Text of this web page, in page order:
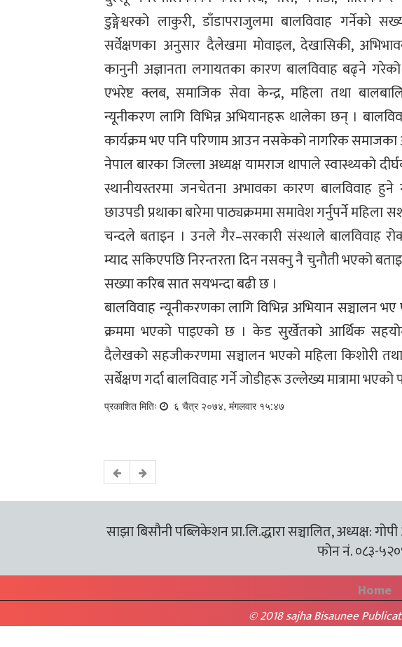
डुङ्गेश्वरको लाकुरी, डाँडापराजुलमा बालविवाह
सर्वेक्षणका अनुसार दैलेखमा मोवाइल, देखासिकी,
कानुनी अज्ञानता लगायतका कारण बालविवाह बढ्ने
एभरेष्ट क्लब, समाजिक सेवा केन्द्र, महिला तथा
न्यूनीकरण लागि विभिन्न अभियानहरू थालेका छन् ।
कार्यक्रम भए पनि परिणाम आउन नसकेको नागरिक
नेपाल बारका जिल्ला अध्यक्ष यामराज थापाले स्वास्थ्यको
स्थानीयस्तरमा जनचेतना अभावका कारण बालविवाह
छाउपडी प्रथाका बारेमा पाठ्यक्रममा समावेश गर्नुपर्ने
चन्दले बताइन । उनले गैर–सरकारी संस्थाले बालविवाह
म्याद सकिएपछि निरन्तरता दिन नसक्नु नै चुनौती भएको
सख्या करिब सात सयभन्दा बढी छ ।
बालविवाह न्यूनीकरणका लागि विभिन्न अभियान सञ्चालन भए
क्रममा भएको पाइएको छ । केड सुर्खेतको आर्थिक
दैलेखको सहजीकरणमा सञ्चालन भएको महिला किशोरी
सर्बेक्षण गर्दा बालविवाह गर्ने जोडीहरू उल्लेख्य मात्रामा भएको
प्रकाशित मितिः ६ चैत्र २०७४, मंगलवार १५:४७
साझा बिसौनी पब्लिकेशन प्रा.लि.द्धारा सञ्चालित, अध्यक्ष:
फोन नं. ०८३-
Home
© 2018 sajha Bisaunee